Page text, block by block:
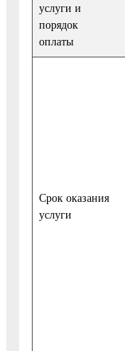
услуги и
порядок
оплаты
Cрок оказания
услуги